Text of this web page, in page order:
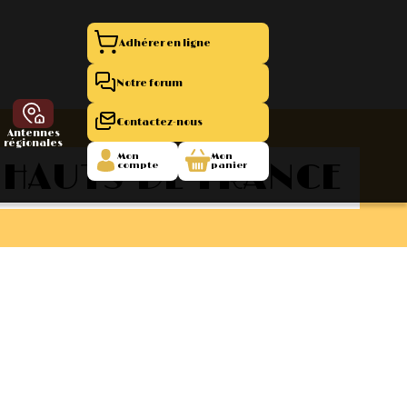
Antennes
régionales
Adhérer en ligne
Notre forum
Contactez-nous
Mon
compte
Mon
panier
HAUTS-DE-FRANCE